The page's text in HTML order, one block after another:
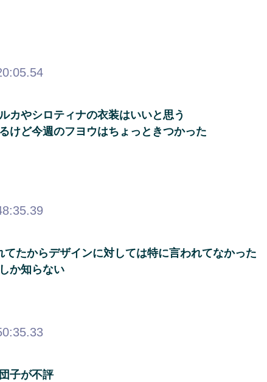
カやシロティナの衣装はいいと思う
けど今週のフヨウはちょっときつかった
たからデザインに対しては特に言われてなかった
か知らない
子が不評